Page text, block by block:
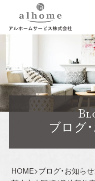
Concept
事業概要
建売住宅
注文住宅ー
売買/仲介
ブログ
HOME>ブログ・お知らせ